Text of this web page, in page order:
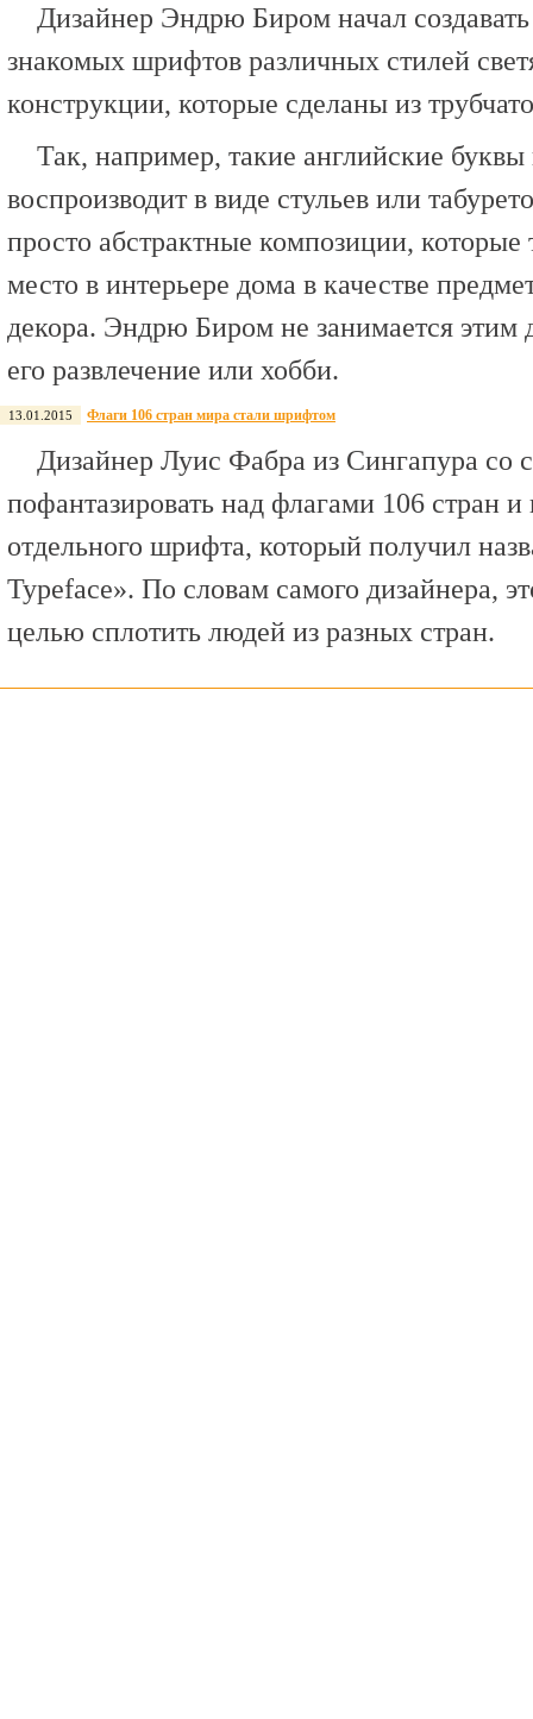
Дизайнер Эндрю Биром начал
знакомых шрифтов различных стилей
конструкции, которые сделаны из
Так, например, такие английские
воспроизводит в виде стульев или
просто абстрактные композиции, которые
место в интерьере дома в качестве
декора. Эндрю Биром не занимается этим
его развлечение или хобби.
13.01.2015 Флаги 106 стран мира стали шрифтом
Дизайнер Луис Фабра из Сингапура со
пофантазировать над флагами 106 стран
отдельного шрифта, который получил
Typeface». По словам самого дизайнера,
целью сплотить людей из разных стран.